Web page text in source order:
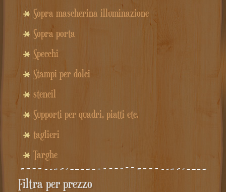
Sopra mascherina illuminazione
Sopra porta
Specchi
Stampi per dolci
stencil
Supporti per quadri, piatti etc.
taglieri
Targhe
Filtra per prezzo